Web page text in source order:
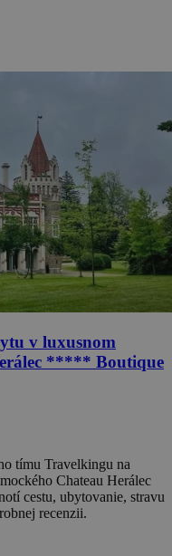
v luxusnom
***** Boutique
tímu Travelkingu na
Chateau Herálec
cestu, ubytovanie, stravu
recenzii.